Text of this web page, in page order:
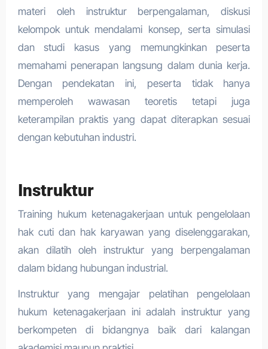
materi oleh instruktur berpengalaman, diskusi
kelompok untuk mendalami konsep, serta simulasi
dan studi kasus yang memungkinkan peserta
memahami penerapan langsung dalam dunia kerja.
Dengan pendekatan ini, peserta tidak hanya
memperoleh wawasan teoretis tetapi juga
keterampilan praktis yang dapat diterapkan sesuai
dengan kebutuhan industri.
Instruktur
Training hukum ketenagakerjaan untuk pengelolaan
hak cuti dan hak karyawan yang diselenggarakan,
akan dilatih oleh instruktur yang berpengalaman
dalam bidang hubungan industrial.
Instruktur yang mengajar pelatihan pengelolaan
hukum ketenagakerjaan ini adalah instruktur yang
berkompeten di bidangnya baik dari kalangan